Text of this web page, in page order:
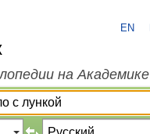
EN
на Академике